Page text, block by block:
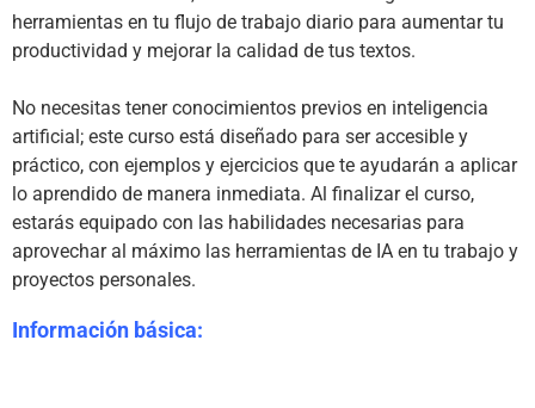
herramientas en tu flujo de trabajo diario para aumentar tu
productividad y mejorar la calidad de tus textos.
No necesitas tener conocimientos previos en inteligencia
artificial; este curso está diseñado para ser accesible y
práctico, con ejemplos y ejercicios que te ayudarán a aplicar
lo aprendido de manera inmediata. Al finalizar el curso,
estarás equipado con las habilidades necesarias para
aprovechar al máximo las herramientas de IA en tu trabajo y
Información básica: